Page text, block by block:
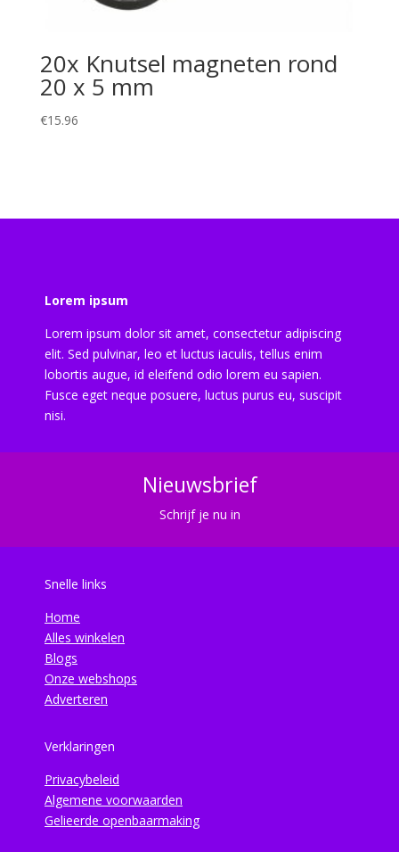
20x Knutsel magneten rond
20 x 5 mm
€15.96
Lorem ipsum
Lorem ipsum dolor sit amet, consectetur adipiscing
elit. Sed pulvinar, leo et luctus iaculis, tellus enim
lobortis augue, id eleifend odio lorem eu sapien.
Fusce eget neque posuere, luctus purus eu, suscipit
nisi.
Nieuwsbrief
Schrijf je nu in
Snelle links
Home
Alles winkelen
Blogs
Onze webshops
Adverteren
Verklaringen
Privacybeleid
Algemene voorwaarden
Gelieerde openbaarmaking